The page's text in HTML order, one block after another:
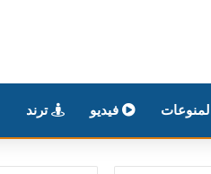
المنوعات فيديو ترند